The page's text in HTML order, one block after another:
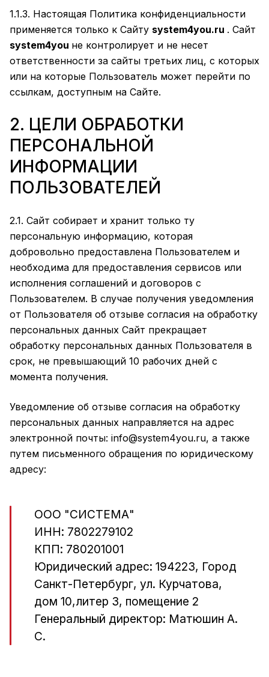
1.1.3. Настоящая Политика конфиденциальности
применяется только к Сайту system4you.ru . Сайт
system4you не контролирует и не несет
ответственности за сайты третьих лиц, с которых
или на которые Пользователь может перейти по
ссылкам, доступным на Сайте.
2. ЦЕЛИ ОБРАБОТКИ
ПЕРСОНАЛЬНОЙ
ИНФОРМАЦИИ
ПОЛЬЗОВАТЕЛЕЙ
2.1. Сайт собирает и хранит только ту
персональную информацию, которая
добровольно предоставлена Пользователем и
необходима для предоставления сервисов или
исполнения соглашений и договоров с
Пользователем. В случае получения уведомления
от Пользователя об отзыве согласия на обработку
персональных данных Сайт прекращает
обработку персональных данных Пользователя в
срок, не превышающий 10 рабочих дней с
момента получения.
Уведомление об отзыве согласия на обработку
персональных данных направляется на адрес
электронной почты: info@system4you.ru, а также
путем письменного обращения по юридическому
адресу:
ООО "СИСТЕМА"
ИНН: 7802279102
КПП: 780201001
Юридический адрес: 194223, Город
Санкт-Петербург, ул. Курчатова,
дом 10,литер З, помещение 2
Генеральный директор: Матюшин А.
С.